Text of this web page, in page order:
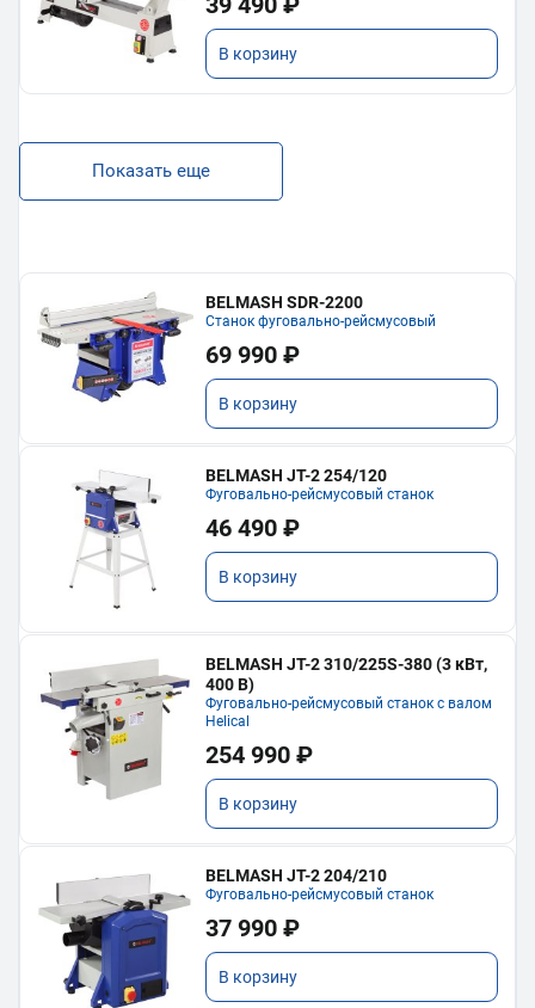
В корзину
Показать еще
BELMASH SDR-2200
Станок фуговально-рейсмусовый
69 990 ₽
В корзину
BELMASH JT-2 254/120
Фуговально-рейсмусовый станок
46 490 ₽
В корзину
BELMASH JT-2 310/225S-380 (3 кВт,
400 В)
Фуговально-рейсмусовый станок с валом
Helical
254 990 ₽
В корзину
BELMASH JT-2 204/210
Фуговально-рейсмусовый станок
37 990 ₽
В корзину